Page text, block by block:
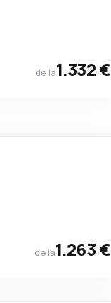
de la1.332 €
de la1.263 €